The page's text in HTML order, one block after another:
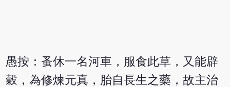
愚按：蚤休一名河車，服食此草，又能辟
穀，為修煉元真，胎自長生之藥，故主治